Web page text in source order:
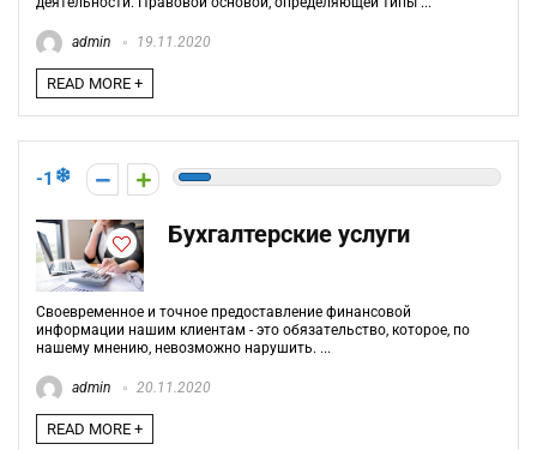
admin 19.11.2020
READ MORE +
-1
Бухгалтерские услуги
Своевременное и точное предоставление финансовой
информации нашим клиентам - это обязательство, которое, по
нашему мнению, невозможно нарушить. ...
admin 20.11.2020
READ MORE +